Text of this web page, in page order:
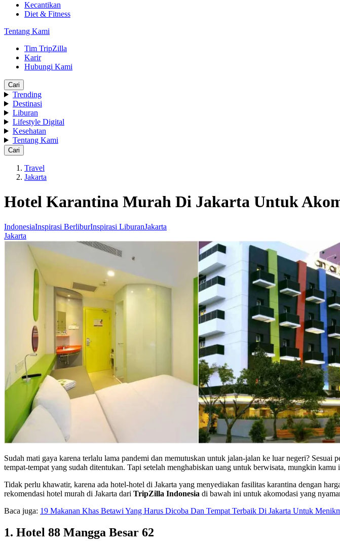
Kecantikan
Diet & Fitness
Tentang Kami
Tim TripZilla
Karir
Hubungi Kami
Cari
Trending
Destinasi
Liburan
Lifestyle Digital
Kesehatan
Tentang Kami
Cari
Travel
Jakarta
Hotel Karantina Murah Di Jakarta Untuk
IndonesiaInspirasi BerliburInspirasi LiburanJakarta
Jakarta
Sudah mati gaya karena terlalu lama pandemi dan memutuskan untuk jalan-jalan ke luar negeri?
tempat-tempat yang sudah ditentukan. Tapi setelah menghabiskan uang untuk berwisata, mungkin
Tidak perlu khawatir, karena ada hotel-hotel di Jakarta yang menyediakan fasilitas karantina dengan
rekomendasi hotel murah di Jakarta dari TripZilla Indonesia di bawah ini untuk akomodasi yang
Baca juga: 19 Makanan Khas Betawi Yang Harus Dicoba Dan Tempat Terbaik Di Jakarta Untuk
1. Hotel 88 Mangga Besar 62